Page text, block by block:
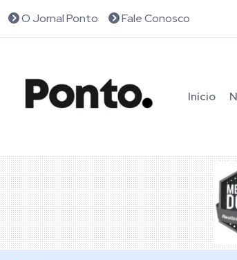
O Jornal Ponto Fale Conosco
Início